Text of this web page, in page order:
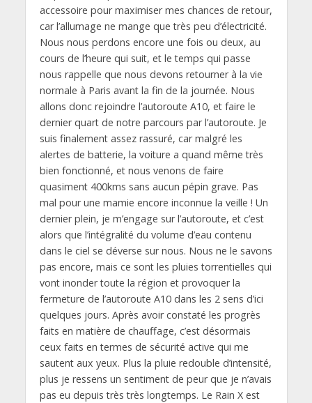
accessoire pour maximiser mes chances de retour,
car l’allumage ne mange que très peu d’électricité.
Nous nous perdons encore une fois ou deux, au
cours de l’heure qui suit, et le temps qui passe
nous rappelle que nous devons retourner à la vie
normale à Paris avant la fin de la journée. Nous
allons donc rejoindre l’autoroute A10, et faire le
dernier quart de notre parcours par l’autoroute. Je
suis finalement assez rassuré, car malgré les
alertes de batterie, la voiture a quand même très
bien fonctionné, et nous venons de faire
quasiment 400kms sans aucun pépin grave. Pas
mal pour une mamie encore inconnue la veille ! Un
dernier plein, je m’engage sur l’autoroute, et c’est
alors que l’intégralité du volume d’eau contenu
dans le ciel se déverse sur nous. Nous ne le savons
pas encore, mais ce sont les pluies torrentielles qui
vont inonder toute la région et provoquer la
fermeture de l’autoroute A10 dans les 2 sens d’ici
quelques jours. Après avoir constaté les progrès
faits en matière de chauffage, c’est désormais
ceux faits en termes de sécurité active qui me
sautent aux yeux. Plus la pluie redouble d’intensité,
plus je ressens un sentiment de peur que je n’avais
pas eu depuis très très longtemps. Le Rain X est